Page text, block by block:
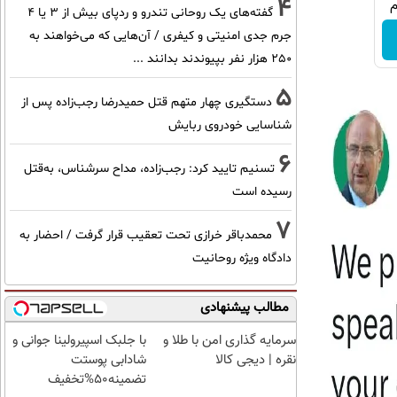
4
گفته‌های یک روحانی تندرو و ردپای بیش از ۳ یا ۴
جرم جدی امنیتی و کیفری / آن‌هایی که می‌خواهند به
۲۵۰ هزار نفر بپیوندند بدانند ...
5 دستگیری چهار متهم قتل حمیدرضا رجب‌زاده پس از
شناسایی خودروی ربایش
6 تسنیم تایید کرد: رجب‌زاده، مداح سرشناس، به‌قتل
رسیده است
7 محمدباقر خرازی تحت تعقیب قرار گرفت / احضار به
دادگاه ویژه روحانیت
مطالب پیشنهادی
سرمایه گذاری امن با طلا و
نقره | دیجی کالا
با جلبک اسپیرولینا جوانی و
شادابی پوستت
تضمینه50%تخفیف